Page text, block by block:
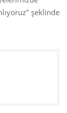
şeklinde